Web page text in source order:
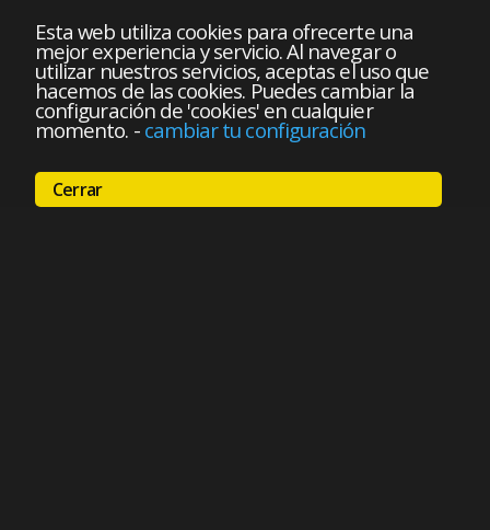
Esta web utiliza cookies para ofrecerte una
mejor experiencia y servicio. Al navegar o
utilizar nuestros servicios, aceptas el uso que
hacemos de las cookies. Puedes cambiar la
configuración de 'cookies' en cualquier
momento. - cambiar tu configuración
Cerrar